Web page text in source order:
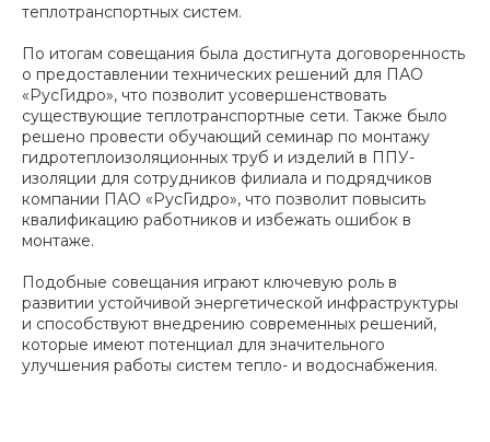
теплотранспортных систем.
По итогам совещания была достигнута договоренность
о предоставлении технических решений для ПАО
«РусГидро», что позволит усовершенствовать
существующие теплотранспортные сети. Также было
решено провести обучающий семинар по монтажу
гидротеплоизоляционных труб и изделий в ППУ-
изоляции для сотрудников филиала и подрядчиков
компании ПАО «РусГидро», что позволит повысить
квалификацию работников и избежать ошибок в
монтаже.
Подобные совещания играют ключевую роль в
развитии устойчивой энергетической инфраструктуры
и способствуют внедрению современных решений,
которые имеют потенциал для значительного
улучшения работы систем тепло- и водоснабжения.